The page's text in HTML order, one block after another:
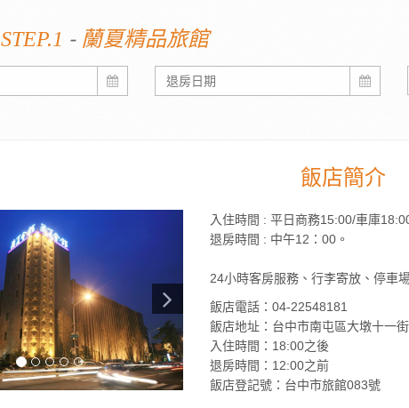
STEP.1 - 蘭夏精品旅館
飯店簡介
入住時間 : 平日商務15:00/車庫
退房時間 : 中午12：00。
24小時客房服務、行李寄放、停車
飯店電話：04-22548181
飯店地址：台中市南屯區大墩十一
入住時間：18:00之後
退房時間：12:00之前
飯店登記號：台中市旅館083號